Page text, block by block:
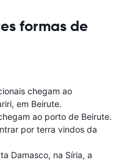
formas de
chegam ao
em Beirute.
ao porto de Beirute.
por terra vindos da
Damasco, na Síria, a